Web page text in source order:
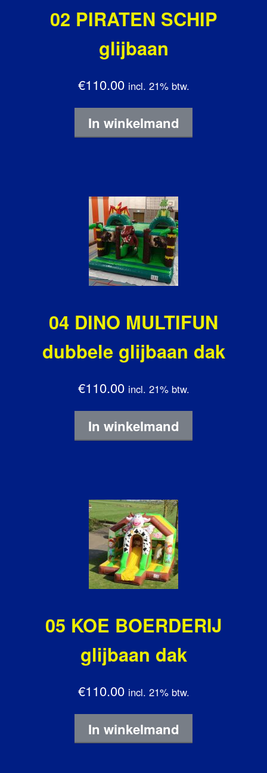
02 PIRATEN SCHIP
glijbaan
€110.00 incl. 21% btw.
In winkelmand
04 DINO MULTIFUN
dubbele glijbaan dak
€110.00 incl. 21% btw.
In winkelmand
05 KOE BOERDERIJ
glijbaan dak
€110.00 incl. 21% btw.
In winkelmand